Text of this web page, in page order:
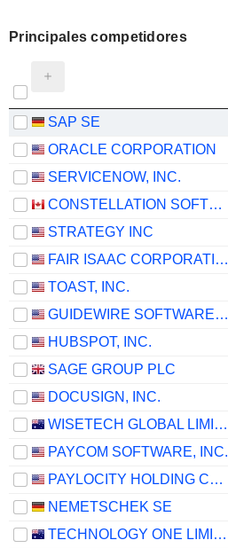
Principales competidores
SAP SE
ORACLE CORPORATION
SERVICENOW, INC.
CONSTELLATION SOFTWARE INC.
STRATEGY INC
FAIR ISAAC CORPORATION
TOAST, INC.
GUIDEWIRE SOFTWARE, INC.
HUBSPOT, INC.
SAGE GROUP PLC
DOCUSIGN, INC.
WISETECH GLOBAL LIMITED
PAYCOM SOFTWARE, INC.
PAYLOCITY HOLDING CORPORATION
NEMETSCHEK SE
TECHNOLOGY ONE LIMITED